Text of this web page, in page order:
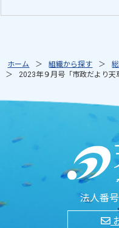
ホーム 組織から探す
2023年９月号「市政だより天
法人番